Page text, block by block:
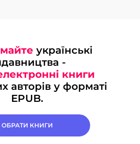
українські
-
книги
авторів у форматі
EPUB.
ОБРАТИ КНИГИ